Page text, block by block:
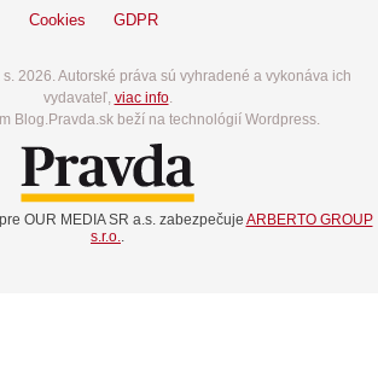
Cookies GDPR
2026. Autorské práva sú vyhradené a vykonáva ich
vydavateľ, viac info.
Blog.Pravda.sk beží na technológií Wordpress.
OUR MEDIA SR a.s. zabezpečuje ARBERTO GROUP
s.r.o..